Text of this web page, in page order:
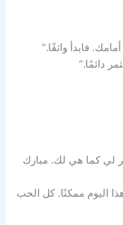
فابدأ واثقًا.”
دائمًا.”
لي كما هي لك. مبارك
اليوم ممكنًا. كل الحب